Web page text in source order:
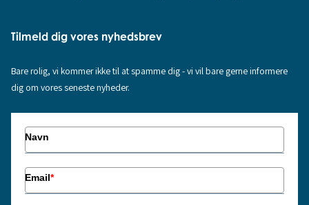
Tilmeld dig vores nyhedsbrev
Bare rolig, vi kommer ikke til at spamme dig - vi vil bare gerne informere
dig om vores seneste nyheder.
Navn
Email*